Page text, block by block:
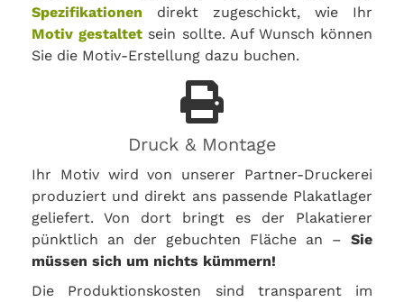
Spezifikationen direkt zugeschickt, wie Ihr
Motiv gestaltet sein sollte. Auf Wunsch können
Sie die Motiv-Erstellung dazu buchen.
Druck & Montage
Ihr Motiv wird von unserer Partner-Druckerei
produziert und direkt ans passende Plakatlager
geliefert. Von dort bringt es der Plakatierer
pünktlich an der gebuchten Fläche an – Sie
müssen sich um nichts kümmern!
Die Produktionskosten sind transparent im